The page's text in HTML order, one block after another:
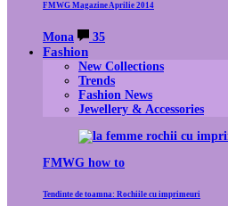
FMWG Magazine Aprilie 2014
Mona 35
Fashion
New Collections
Trends
Fashion News
Jewellery & Accessories
FMWG how to
Tendinte de toamna: Rochiile cu imprimeuri